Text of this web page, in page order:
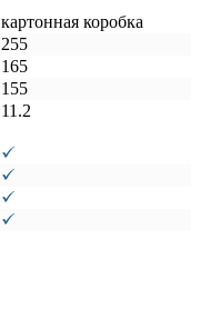
картонная коробка
255
165
155
11.2